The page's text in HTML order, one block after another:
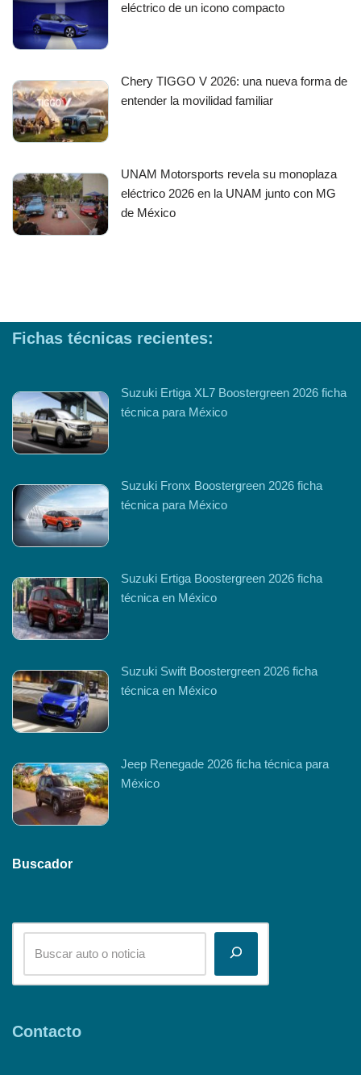
eléctrico de un icono compacto
Chery TIGGO V 2026: una nueva forma de
entender la movilidad familiar
UNAM Motorsports revela su monoplaza
eléctrico 2026 en la UNAM junto con MG
de México
Fichas técnicas recientes:
Suzuki Ertiga XL7 Boostergreen 2026 ficha
técnica para México
Suzuki Fronx Boostergreen 2026 ficha
técnica para México
Suzuki Ertiga Boostergreen 2026 ficha
técnica en México
Suzuki Swift Boostergreen 2026 ficha
técnica en México
Jeep Renegade 2026 ficha técnica para
México
Buscador
Contacto